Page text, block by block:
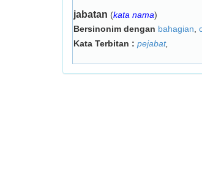
jabatan (kata nama)
Bersinonim dengan bahagian
Kata Terbitan : pejabat,